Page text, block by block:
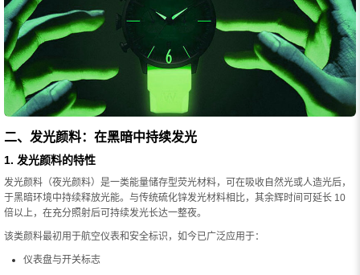
二、发光颜料：在黑暗中持续发光
1. 发光颜料的特性
发光颜料（夜光颜料）是一类能量储存型荧光材料，可在吸收自然光或人造光后，
于黑暗环境中持续释放光能。与传统硫化锌发光材料相比，其余辉时间可延长 10
倍以上，在充分照射后可持续发光长达一整夜。
该类颜料最初用于航空仪表和安全标识，如今已广泛应用于：
仪表盘与开关标志